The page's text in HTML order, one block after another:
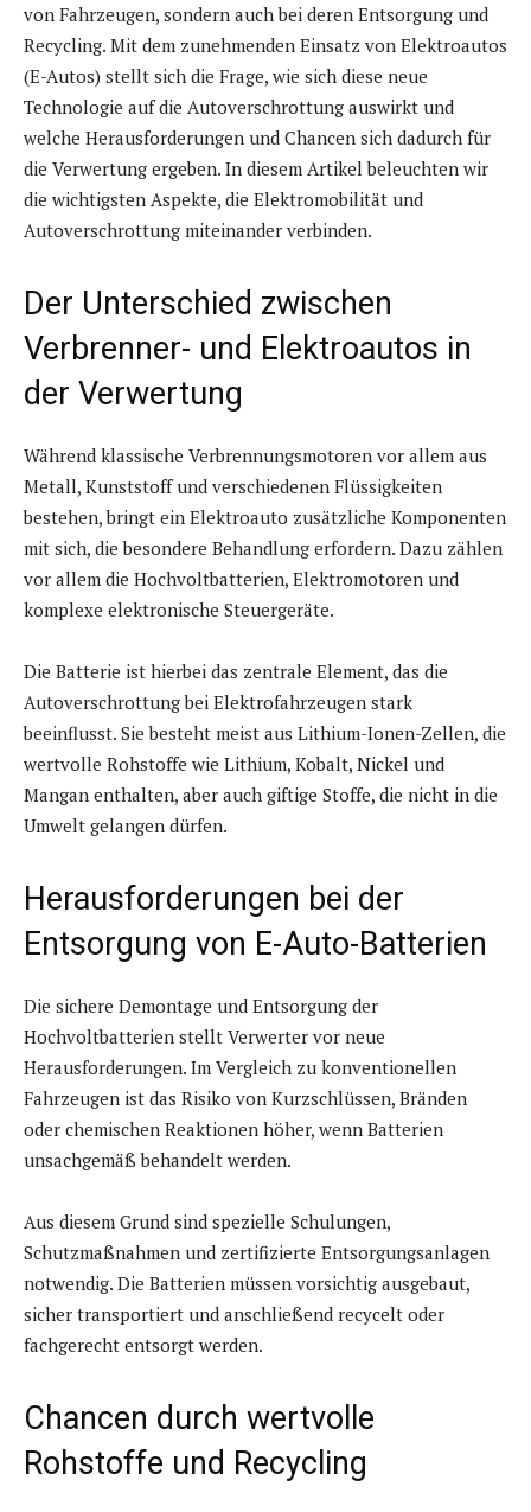
von Fahrzeugen, sondern auch bei deren Entsorgung und
Recycling. Mit dem zunehmenden Einsatz von Elektroautos
(E-Autos) stellt sich die Frage, wie sich diese neue
Technologie auf die Autoverschrottung auswirkt und
welche Herausforderungen und Chancen sich dadurch für
die Verwertung ergeben. In diesem Artikel beleuchten wir
die wichtigsten Aspekte, die Elektromobilität und
Autoverschrottung miteinander verbinden.
Der Unterschied zwischen
Verbrenner- und Elektroautos in
der Verwertung
Während klassische Verbrennungsmotoren vor allem aus
Metall, Kunststoff und verschiedenen Flüssigkeiten
bestehen, bringt ein Elektroauto zusätzliche Komponenten
mit sich, die besondere Behandlung erfordern. Dazu zählen
vor allem die Hochvoltbatterien, Elektromotoren und
komplexe elektronische Steuergeräte.
Die Batterie ist hierbei das zentrale Element, das die
Autoverschrottung bei Elektrofahrzeugen stark
beeinflusst. Sie besteht meist aus Lithium-Ionen-Zellen, die
wertvolle Rohstoffe wie Lithium, Kobalt, Nickel und
Mangan enthalten, aber auch giftige Stoffe, die nicht in die
Umwelt gelangen dürfen.
Herausforderungen bei der
Entsorgung von E-Auto-Batterien
Die sichere Demontage und Entsorgung der
Hochvoltbatterien stellt Verwerter vor neue
Herausforderungen. Im Vergleich zu konventionellen
Fahrzeugen ist das Risiko von Kurzschlüssen, Bränden
oder chemischen Reaktionen höher, wenn Batterien
unsachgemäß behandelt werden.
Aus diesem Grund sind spezielle Schulungen,
Schutzmaßnahmen und zertifizierte Entsorgungsanlagen
notwendig. Die Batterien müssen vorsichtig ausgebaut,
sicher transportiert und anschließend recycelt oder
fachgerecht entsorgt werden.
Chancen durch wertvolle
Rohstoffe und Recycling